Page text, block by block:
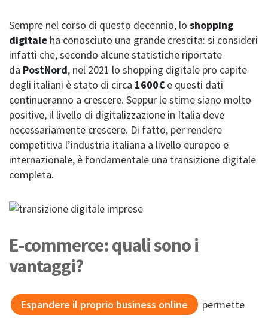
Sempre nel corso di questo decennio, lo shopping
digitale ha conosciuto una grande crescita: si consideri
infatti che, secondo alcune statistiche riportate
da PostNord, nel 2021 lo shopping digitale pro capite
degli italiani è stato di circa 1600€ e questi dati
continueranno a crescere. Seppur le stime siano molto
positive, il livello di digitalizzazione in Italia deve
necessariamente crescere. Di fatto, per rendere
competitiva l’industria italiana a livello europeo e
internazionale, è fondamentale una transizione digitale
completa.
E-commerce: quali sono i
vantaggi?
Espandere il proprio business online
permette